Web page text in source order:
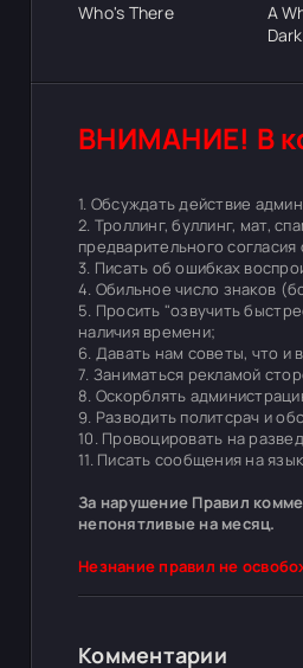
Who's There
A
ВНИМАНИЕ! В
1. Обсуждать действие
2. Троллинг, буллинг, мат,
предварительного
3. Писать об ошибках
4. Обильное число знаков
5. Просить "озвучить
наличия времени;
6. Давать нам советы, что и
7. Заниматься рекламой
8. Оскорблять
9. Разводить политсрач и
10. Провоцировать на
11. Писать сообщения на
За нарушение Правил
непонятливые на месяц.
Незнание правил не
Комментарии